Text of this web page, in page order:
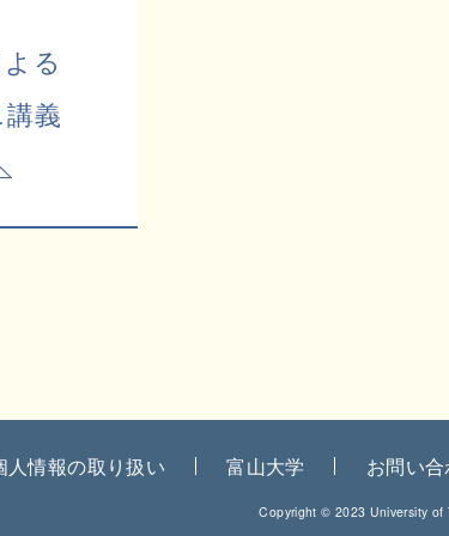
る
義
人情報の取り扱い 富山大学 お問い
Copyright © 2023 University of